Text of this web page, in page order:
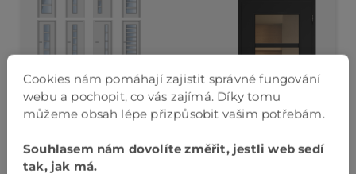
11.080,- Kč bez DPH
13.130,- Kč bez DPH
za dveřní komplet
Cookies nám pomáhají zajistit správné fungování
webu a pochopit, co vás zajímá. Díky tomu
můžeme obsah lépe přizpůsobit vašim potřebám.
Souhlasem nám dovolíte změřit, jestli web sedí
tak, jak má.